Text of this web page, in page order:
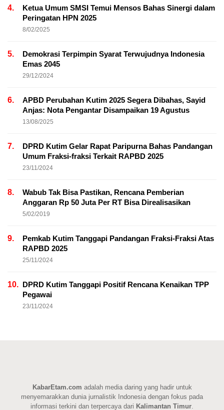
4.
Ketua Umum SMSI Temui Mensos Bahas Sinergi dalam
Peringatan HPN 2025
8/02/2025
5.
Demokrasi Terpimpin Syarat Terwujudnya Indonesia
Emas 2045
29/12/2024
6.
APBD Perubahan Kutim 2025 Segera Dibahas, Sayid
Anjas: Nota Pengantar Disampaikan 19 Agustus
13/08/2025
7.
DPRD Kutim Gelar Rapat Paripurna Bahas Pandangan
Umum Fraksi-fraksi Terkait RAPBD 2025
23/11/2024
8.
Wabub Tak Bisa Pastikan, Rencana Pemberian
Anggaran Rp 50 Juta Per RT Bisa Direalisasikan
5/02/2019
9.
Pemkab Kutim Tanggapi Pandangan Fraksi-Fraksi Atas
RAPBD 2025
25/11/2024
10. DPRD Kutim Tanggapi Positif Rencana Kenaikan TPP
Pegawai
23/11/2024
KabarEtam.com adalah media daring yang hadir untuk
menyemarakkan dunia jurnalistik Indonesia dengan fokus pada
informasi terkini dan terpercaya dari Kalimantan Timur.